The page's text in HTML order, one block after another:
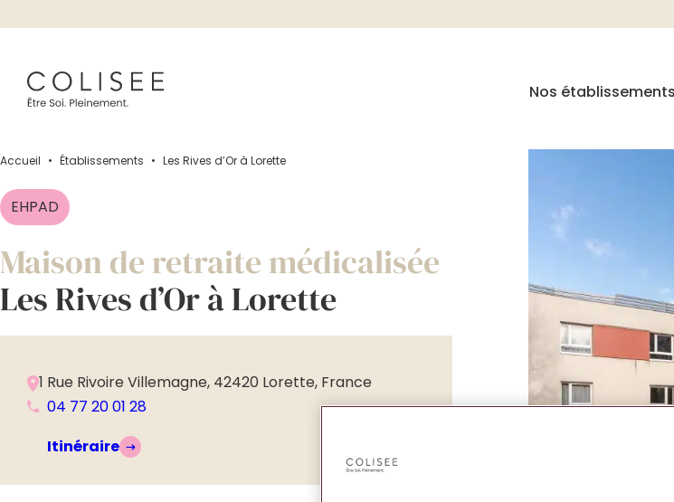
Nos établissements
Accueil • Établissements • Les Rives d’Or à Lorette
EHPAD
Maison de retraite médicalisée
Les Rives d’Or à Lorette
1 Rue Rivoire Villemagne, 42420 Lorette, France
04 77 20 01 28
Itinéraire